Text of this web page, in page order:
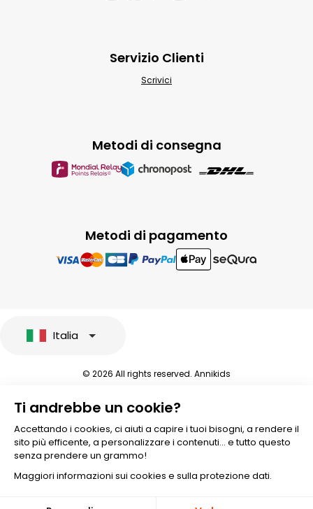
Metodi di pagamento
Metodi di consegna
Servizio Clienti
Scrivici
Ti andrebbe un cookie?
Accettando i cookies, ci aiuti a capire i tuoi bisogni, a rendere il
sito più efficente, a personalizzare i contenuti... e tutto questo
senza prendere un grammo!
Maggiori informazioni sui cookies e sulla protezione dati.
Italia
© 2026 All rights reserved. Annikids